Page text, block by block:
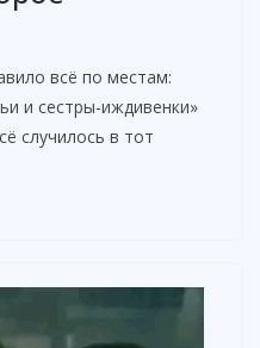
V
всё по местам:
и сестры-иждивенки»
случилось в тот